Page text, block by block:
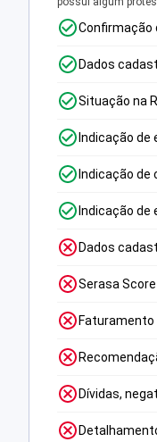
Confirmação
Dados
Situação na
Indicação
Indicação
Indicação de
Dados
Serasa
Faturamento
Dívidas,